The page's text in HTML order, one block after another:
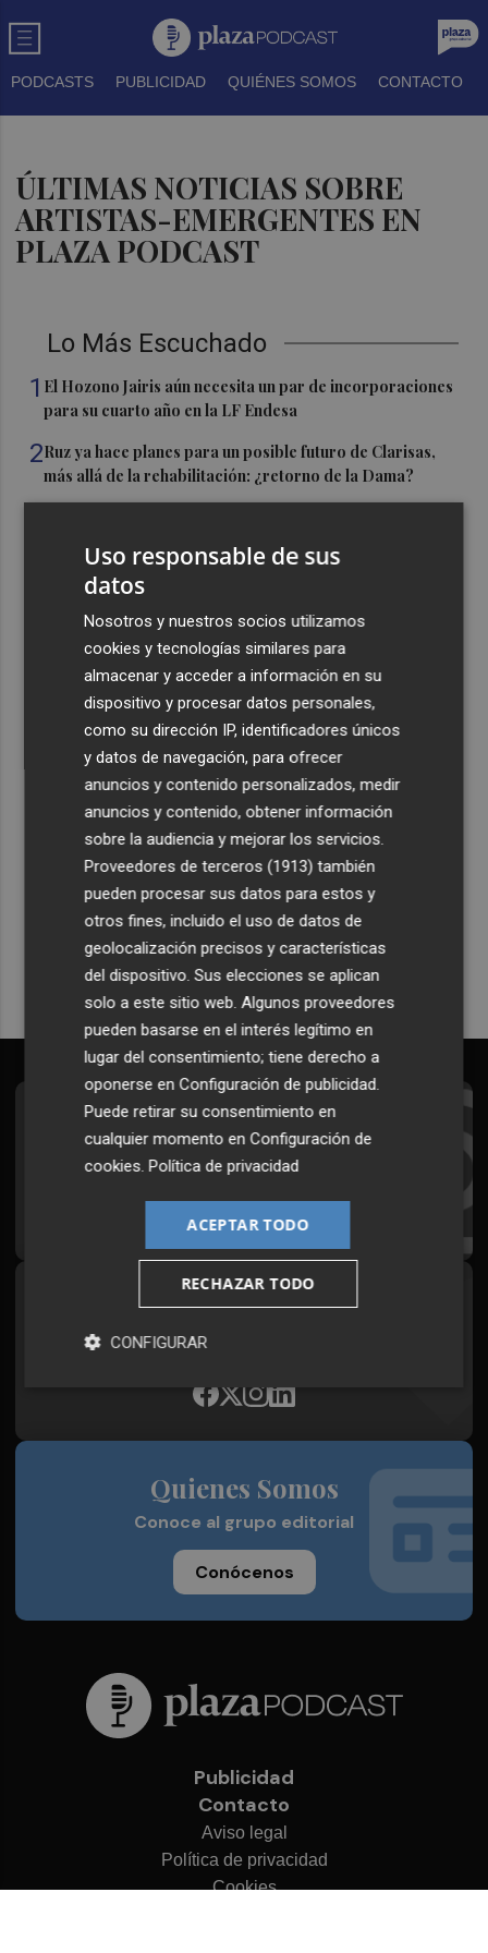
PODCASTS PUBLICIDAD QUIÉNES SOMOS CONTACTO
ÚLTIMAS NOTICIAS SOBRE
ARTISTAS-EMERGENTES EN
PLAZA PODCAST
Lo Más Escuchado
1 El Hozono Jairis aún necesita un par de incorporaciones
para su cuarto año en la LF Endesa
2Ruz ya hace planes para un posible futuro de Clarisas,
más allá de la rehabilitación: ¿retorno de la Dama?
Castelló apuesta por convertir el eclipse en un referente
El Villarreal anuncia a sus seis capitanes: Gerard
Moreno, Foyth, Comesaña, Ayoze, Cardona y Logan
Costa
Recibe toda la actualidad de
Plaza Podcast en tu correo
Quiero suscribirme
Suscríbete al Boletín
Todos los días a primera hora en tu email
Síguenos en redes
Plaza Podcast, desde cualquier medio
Quienes Somos
Conoce al grupo editorial
Conócenos
Publicidad
Contacto
Aviso legal
Política de privacidad
Cookies
Uso responsable de sus
datos
Nosotros y nuestros socios utilizamos
cookies y tecnologías similares para
almacenar y acceder a información en su
dispositivo y procesar datos personales,
como su dirección IP, identificadores únicos
y datos de navegación, para ofrecer
anuncios y contenido personalizados, medir
anuncios y contenido, obtener información
sobre la audiencia y mejorar los servicios.
Proveedores de terceros (1913) también
pueden procesar sus datos para estos y
otros fines, incluido el uso de datos de
geolocalización precisos y características
del dispositivo. Sus elecciones se aplican
solo a este sitio web. Algunos proveedores
pueden basarse en el interés legítimo en
lugar del consentimiento; tiene derecho a
oponerse enConfiguración de publicidad.
Puede retirar su consentimiento en
cualquier momento enConfiguración de
cookies.Política de privacidad
ACEPTAR TODO
RECHAZAR TODO
CONFIGURAR